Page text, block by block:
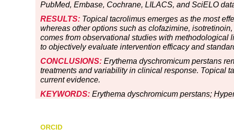
PubMed, Embase, Cochrane, LILACS, and SciELO
RESULTS: Topical tacrolimus emerges as the most
whereas other options such as clofazimine,
comes from observational studies with
to objectively evaluate intervention efficacy and
CONCLUSIONS: Erythema dyschromicum perstans
treatments and variability in clinical response. Topical
current evidence.
KEYWORDS: Erythema dyschromicum perstans;
ORCID